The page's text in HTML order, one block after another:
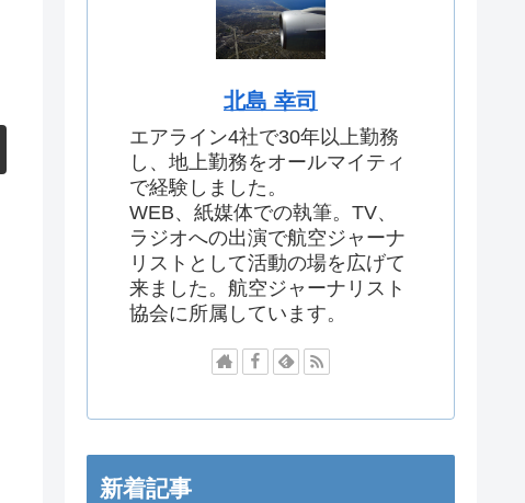
北島 幸司
エアライン4社で30年以上勤務
し、地上勤務をオールマイティ
で経験しました。
WEB、紙媒体での執筆。TV、
ラジオへの出演で航空ジャーナ
リストとして活動の場を広げて
来ました。航空ジャーナリスト
協会に所属しています。
新着記事